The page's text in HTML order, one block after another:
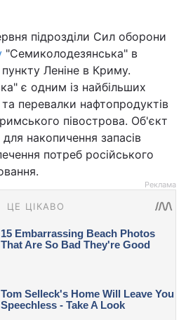
підрозділи Сил оборони
"Семиколодезянська" в
Леніне в Криму.
є одним із найбільших
та перевалки нафтопродуктів
півострова. Об'єкт
накопичення запасів
потреб російського
Реклама